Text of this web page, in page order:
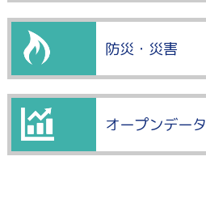
防災・災害
オープンデータ